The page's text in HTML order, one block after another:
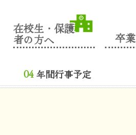
在校生・保護
者の方へ 卒
年間行事予定